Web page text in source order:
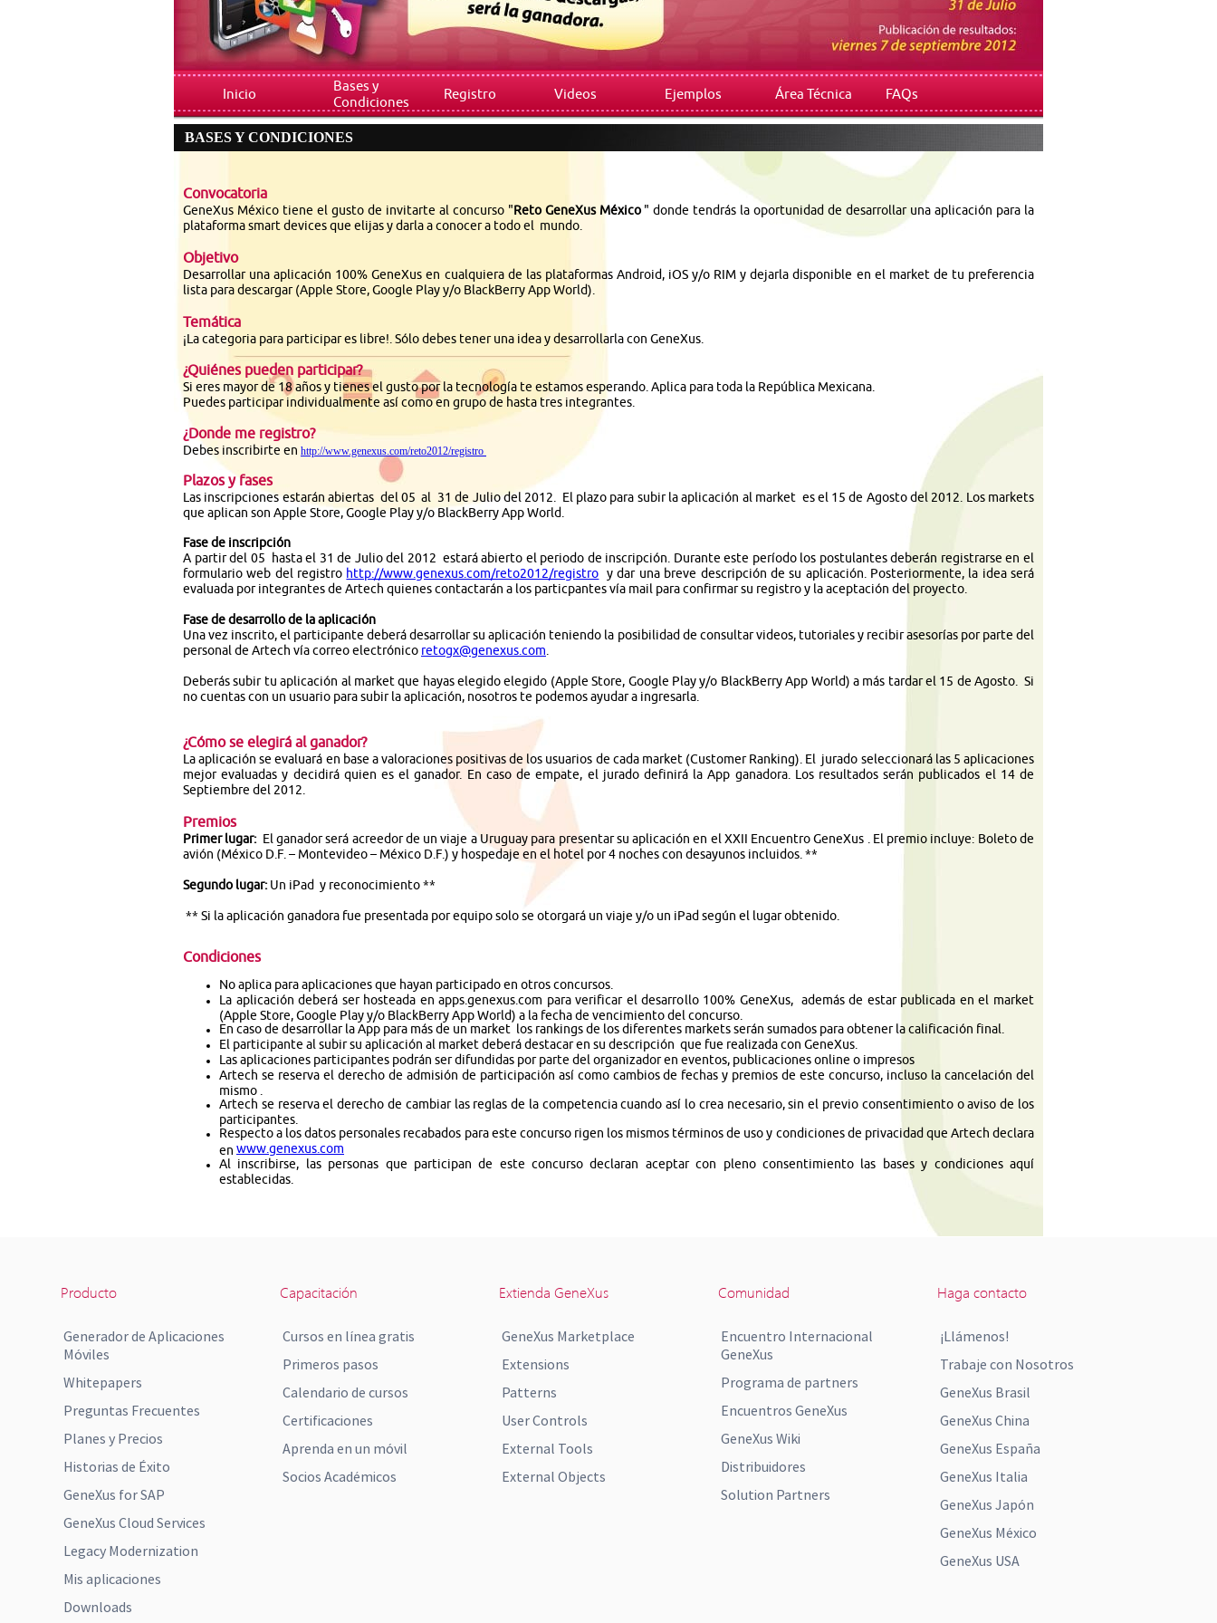
Inicio
Bases y
Condiciones
Registro Videos Ejemplos Área Técnica FAQs
BASES Y CONDICIONES
Convocatoria
GeneXus México tiene el gusto de invitarte al concurso "Reto GeneXus México" donde tendrás la oportunidad de desarrollar una aplicación para la
plataforma smart devices que elijas y darla a conocer a todo el mundo.
Objetivo
Desarrollar una aplicación 100% GeneXus en cualquiera de las plataformas Android, iOS y/o RIM y dejarla disponible en el market de tu preferencia
lista para descargar (Apple Store, Google Play y/o BlackBerry App World).
Temática
¡La categoria para participar es libre!. Sólo debes tener una idea y desarrollarla con GeneXus.
¿Quiénes pueden participar?
Si eres mayor de 18 años y tienes el gusto por la tecnología te estamos esperando. Aplica para toda la República Mexicana.
Puedes participar individualmente así como en grupo de hasta tres integrantes.
¿Donde me registro?
Debes inscribirte en http://www.genexus.com/reto2012/registro
Plazos y fases
Las inscripciones estarán abiertas del 05 al 31 de Julio del 2012. El plazo para subir la aplicación al market es el 15 de Agosto del 2012. Los markets
que aplican son Apple Store, Google Play y/o BlackBerry App World.
Fase de inscripción
A partir del 05 hasta el 31 de Julio del 2012 estará abierto el periodo de inscripción. Durante este período los postulantes deberán registrarse en el
formulario web del registro http://www.genexus.com/reto2012/registro y dar una breve descripción de su aplicación. Posteriormente, la idea será
evaluada por integrantes de Artech quienes contactarán a los particpantes vía mail para confirmar su registro y la aceptación del proyecto.
Fase de desarrollo de la aplicación
Una vez inscrito, el participante deberá desarrollar su aplicación teniendo la posibilidad de consultar videos, tutoriales y recibir asesorías por parte del
personal de Artech vía correo electrónico retogx@genexus.com.
Deberás subir tu aplicación al market que hayas elegido elegido (Apple Store, Google Play y/o BlackBerry App World) a más tardar el 15 de Agosto. Si
no cuentas con un usuario para subir la aplicación, nosotros te podemos ayudar a ingresarla.
¿Cómo se elegirá al ganador?
La aplicación se evaluará en base a valoraciones positivas de los usuarios de cada market (Customer Ranking). El jurado seleccionará las 5 aplicaciones
mejor evaluadas y decidirá quien es el ganador. En caso de empate, el jurado definirá la App ganadora. Los resultados serán publicados el 14 de
Septiembre del 2012.
Premios
Primer lugar: El ganador será acreedor de un viaje a Uruguay para presentar su aplicación en el XXII Encuentro GeneXus . El premio incluye: Boleto de
avión (México D.F. – Montevideo – México D.F.) y hospedaje en el hotel por 4 noches con desayunos incluidos. **
Segundo lugar:Un iPad y reconocimiento **
** Si la aplicación ganadora fue presentada por equipo solo se otorgará un viaje y/o un iPad según el lugar obtenido.
Condiciones
No aplica para aplicaciones que hayan participado en otros concursos.
La aplicación deberá ser hosteada en apps.genexus.com para verificar el desarrollo 100% GeneXus, además de estar publicada en el market
(Apple Store, Google Play y/o BlackBerry App World) a la fecha de vencimiento del concurso.
En caso de desarrollar la App para más de un market los rankings de los diferentes markets serán sumados para obtener la calificación final.
El participante al subir su aplicación al market deberá destacar en su descripción que fue realizada con GeneXus.
Las aplicaciones participantes podrán ser difundidas por parte del organizador en eventos, publicaciones online o impresos
Artech se reserva el derecho de admisión de participación así como cambios de fechas y premios de este concurso, incluso la cancelación del
mismo .
Artech se reserva el derecho de cambiar las reglas de la competencia cuando así lo crea necesario, sin el previo consentimiento o aviso de los
participantes.
Respecto a los datos personales recabados para este concurso rigen los mismos términos de uso y condiciones de privacidad que Artech declara
en www.genexus.com
Al inscribirse, las personas que participan de este concurso declaran aceptar con pleno consentimiento las bases y condiciones aquí
establecidas.
Producto
Generador de Aplicaciones
Móviles
Whitepapers
Preguntas Frecuentes
Planes y Precios
Historias de Éxito
GeneXus for SAP
GeneXus Cloud Services
Legacy Modernization
Mis aplicaciones
Downloads
Capacitación
Cursos en línea gratis
Primeros pasos
Calendario de cursos
Certificaciones
Aprenda en un móvil
Socios Académicos
Extienda GeneXus
GeneXus Marketplace
Extensions
Patterns
User Controls
External Tools
External Objects
Comunidad
Encuentro Internacional
GeneXus
Programa de partners
Encuentros GeneXus
GeneXus Wiki
Distribuidores
Solution Partners
Haga contacto
¡Llámenos!
Trabaje con Nosotros
GeneXus Brasil
GeneXus China
GeneXus España
GeneXus Italia
GeneXus Japón
GeneXus México
GeneXus USA